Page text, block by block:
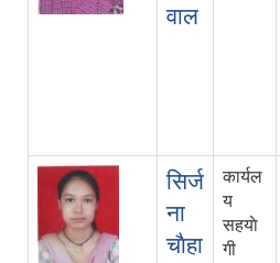
वाल
सिर्ज
ना
चाैहा
कार्यल
य
सहयाे
गी